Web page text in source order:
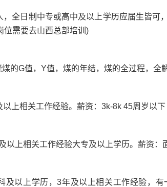
全日制中专或高中及以上学历应届生皆可
位需要去山西总部培训)
的G值，Y值，煤的年结，煤的全过程，全
上相关工作经验。薪资：3k-8k 45周岁以下
以上相关工作经验大专及以上学历。薪资：
及以上学历，3年及以上相关工作经验，